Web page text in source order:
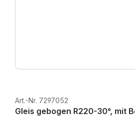
Art.-Nr. 7297052
Gleis gebogen R220-30°, mit